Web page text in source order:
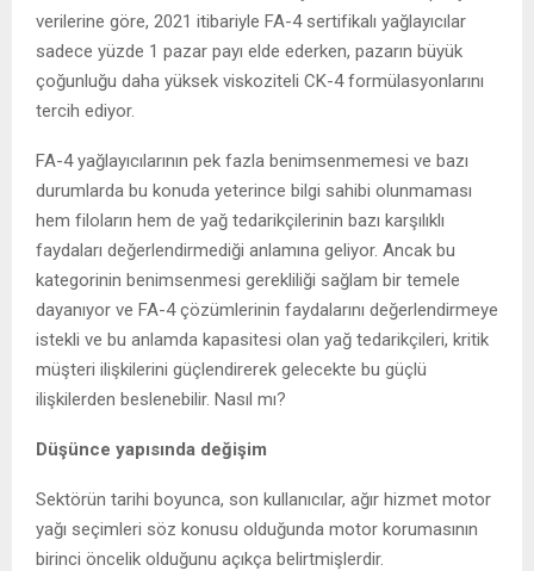
verilerine göre, 2021 itibariyle FA-4 sertifikalı yağlayıcılar
sadece yüzde 1 pazar payı elde ederken, pazarın büyük
çoğunluğu daha yüksek viskoziteli CK-4 formülasyonlarını
tercih ediyor.
FA-4 yağlayıcılarının pek fazla benimsenmemesi ve bazı
durumlarda bu konuda yeterince bilgi sahibi olunmaması
hem filoların hem de yağ tedarikçilerinin bazı karşılıklı
faydaları değerlendirmediği anlamına geliyor. Ancak bu
kategorinin benimsenmesi gerekliliği sağlam bir temele
dayanıyor ve FA-4 çözümlerinin faydalarını değerlendirmeye
istekli ve bu anlamda kapasitesi olan yağ tedarikçileri, kritik
müşteri ilişkilerini güçlendirerek gelecekte bu güçlü
ilişkilerden beslenebilir. Nasıl mı?
Düşünce yapısında değişim
Sektörün tarihi boyunca, son kullanıcılar, ağır hizmet motor
yağı seçimleri söz konusu olduğunda motor korumasının
birinci öncelik olduğunu açıkça belirtmişlerdir.